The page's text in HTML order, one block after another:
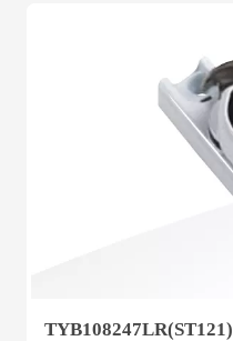
TYB108247LR(ST121)